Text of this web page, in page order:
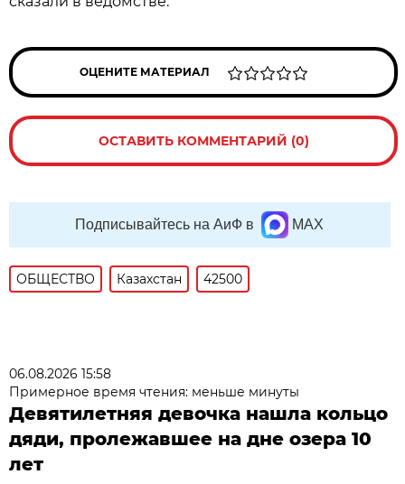
ОЦЕНИТЕ МАТЕРИАЛ
ОСТАВИТЬ КОММЕНТАРИЙ (0)
Подписывайтесь на АиФ в MAX
ОБЩЕСТВО Казахстан 42500
06.08.2026 15:58
Примерное время чтения: меньше минуты
Девятилетняя девочка нашла кольцо
дяди, пролежавшее на дне озера 10
лет